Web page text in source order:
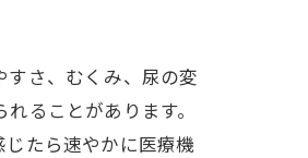
すさ、むくみ、尿の変
ることがあります。
たら速やかに医療機